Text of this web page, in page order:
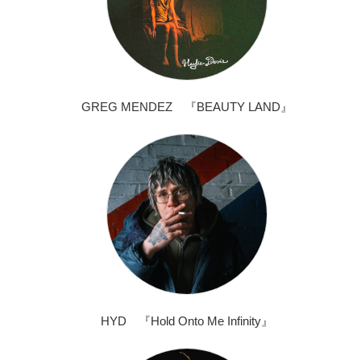
GREG MENDEZ 『BEAUTY LAND』
HYD 『Hold Onto Me Infinity』